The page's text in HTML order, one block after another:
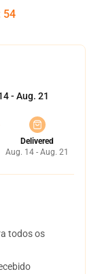
54
- Aug. 21
Delivered
Aug. 14 - Aug. 21
todos os